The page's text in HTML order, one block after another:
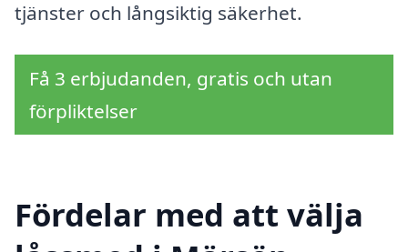
tjänster och långsiktig säkerhet.
Få 3 erbjudanden, gratis och utan
förpliktelser
Fördelar med att välja